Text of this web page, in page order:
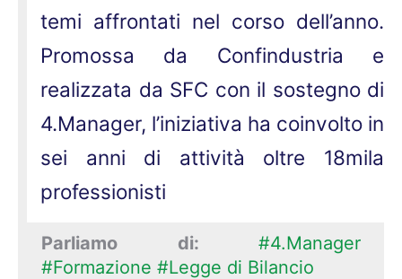
temi affrontati nel corso dell’anno.
Promossa da Confindustria e
realizzata da SFC con il sostegno di
4.Manager, l’iniziativa ha coinvolto in
sei anni di attività oltre 18mila
professionisti
Parliamo di: #4.Manager
#Formazione #Legge di Bilancio